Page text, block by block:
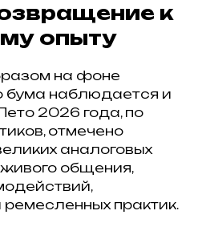
к
опыту
на фоне
бума наблюдается и
2026 года, по
отмечено
аналоговых
общения,
практик.